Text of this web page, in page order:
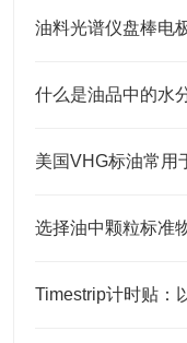
油料光谱仪盘棒电
什么是油品中的水
美国VHG标油常用
选择油中颗粒标准
Timestrip计时贴：